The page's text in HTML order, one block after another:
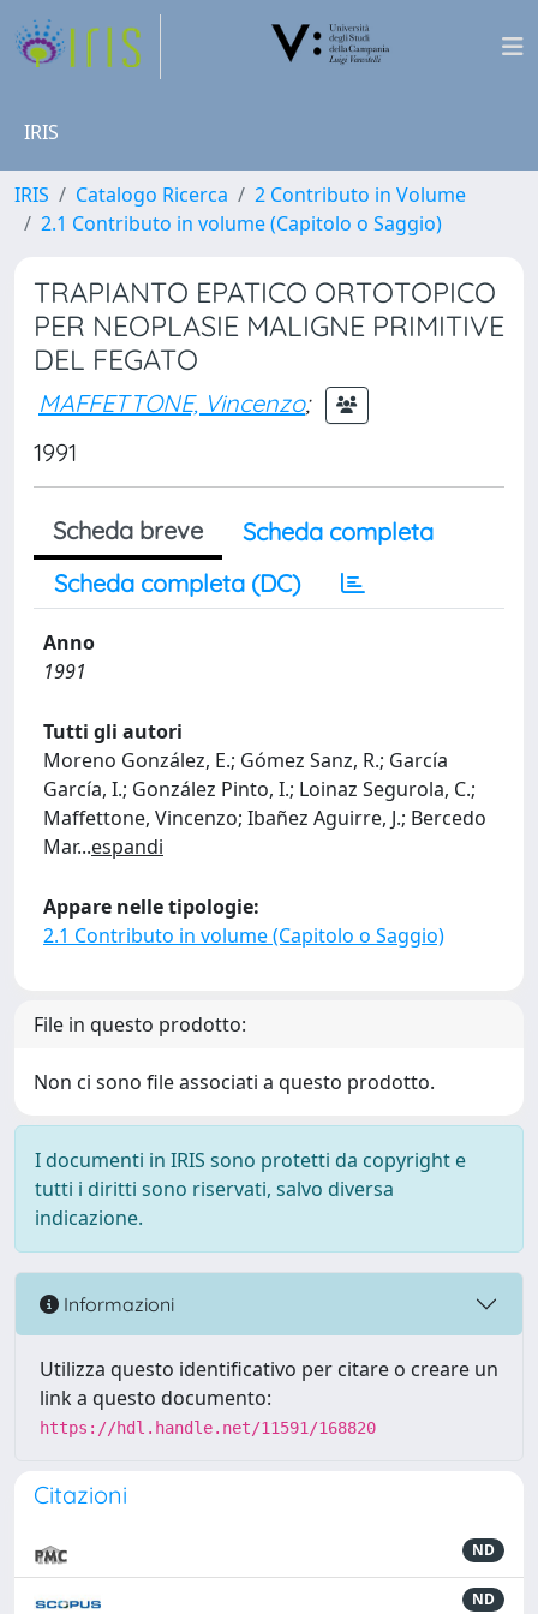
IRIS
IRIS Catalogo Ricerca
2 Contributo in Volume
2.1 Contributo in volume (Capitolo o Saggio)
TRAPIANTO EPATICO ORTOTOPICO
PER NEOPLASIE MALIGNE PRIMITIVE
DEL FEGATO
MAFFETTONE, Vincenzo;
1991
Scheda breve
Scheda completa
Scheda completa (DC)
Anno
1991
Tutti gli autori
Moreno González, E.; Gómez Sanz, R.; García
García, I.; González Pinto, I.; Loinaz Segurola, C.;
Maffettone, Vincenzo; Ibañez Aguirre, J.; Bercedo
Mar...espandi
Appare nelle tipologie:
2.1 Contributo in volume (Capitolo o Saggio)
File in questo prodotto:
Non ci sono file associati a questo prodotto.
I documenti in IRIS sono protetti da copyright e
tutti i diritti sono riservati, salvo diversa
indicazione.
Informazioni
Utilizza questo identificativo per citare o creare un
link a questo documento:
https://hdl.handle.net/11591/168820
Citazioni
ND
ND